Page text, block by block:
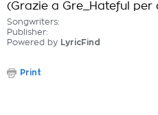
(Grazie a Gre_Hateful per
Songwriters:
Publisher:
Powered by LyricFind
Print